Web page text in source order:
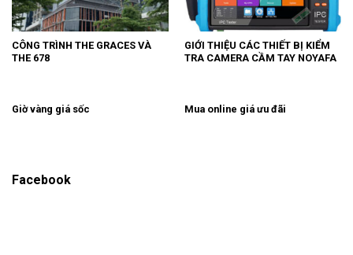
CÔNG TRÌNH THE GRACES VÀ
THE 678
GIỚI THIỆU CÁC THIẾT BỊ KIỂM
TRA CAMERA CẦM TAY NOYAFA
Giờ vàng giá sốc Mua online giá ưu đãi
Facebook